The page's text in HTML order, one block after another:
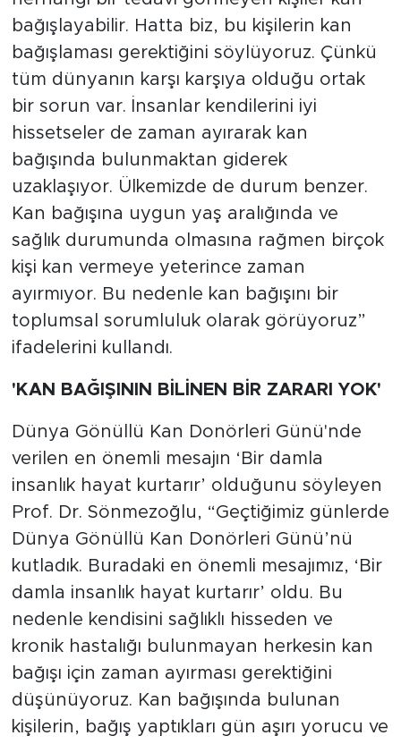
bağışlayabilir. Hatta biz, bu kişilerin kan
bağışlaması gerektiğini söylüyoruz. Çünkü
tüm dünyanın karşı karşıya olduğu ortak
bir sorun var. İnsanlar kendilerini iyi
hissetseler de zaman ayırarak kan
bağışında bulunmaktan giderek
uzaklaşıyor. Ülkemizde de durum benzer.
Kan bağışına uygun yaş aralığında ve
sağlık durumunda olmasına rağmen birçok
kişi kan vermeye yeterince zaman
ayırmıyor. Bu nedenle kan bağışını bir
toplumsal sorumluluk olarak görüyoruz”
ifadelerini kullandı.
'KAN BAĞIŞININ BİLİNEN BİR ZARARI YOK'
Dünya Gönüllü Kan Donörleri Günü'nde
verilen en önemli mesajın ‘Bir damla
insanlık hayat kurtarır’ olduğunu söyleyen
Prof. Dr. Sönmezoğlu, “Geçtiğimiz günlerde
Dünya Gönüllü Kan Donörleri Günü’nü
kutladık. Buradaki en önemli mesajımız, ‘Bir
damla insanlık hayat kurtarır’ oldu. Bu
nedenle kendisini sağlıklı hisseden ve
kronik hastalığı bulunmayan herkesin kan
bağışı için zaman ayırması gerektiğini
düşünüyoruz. Kan bağışında bulunan
kişilerin, bağış yaptıkları gün aşırı yorucu ve